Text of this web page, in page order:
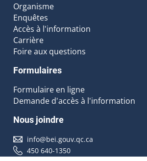
Organisme
Enquêtes
Accès à l'information
Carrière
Foire aux questions
Formulaires
Formulaire en ligne
Demande d'accès à l'information
Nous joindre
info@bei.gouv.qc.ca
450 640-1350